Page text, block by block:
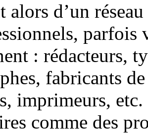
alors d’un
: rédacteurs,
fabricants
imprimeurs,
comme des